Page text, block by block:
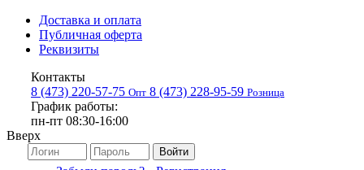
Доставка и оплата
Публичная оферта
Реквизиты
Контакты
8 (473) 220-57-75 Опт 8 (473) 228-95-59 Розница
График работы:
пн-пт 08:30-16:00
Вверх
Войти